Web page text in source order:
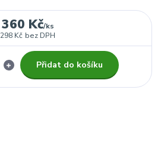
360 Kč/ks
298 Kč bez DPH
Přidat do košíku